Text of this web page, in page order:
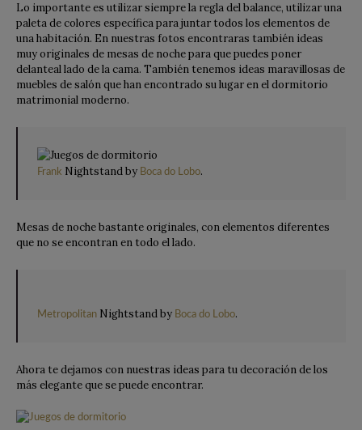
Lo importante es utilizar siempre la regla del balance, utilizar una
paleta de colores específica para juntar todos los elementos de
una habitación. En nuestras fotos encontraras también ideas
muy originales de mesas de noche para que puedes poner
delanteal lado de la cama. También tenemos ideas maravillosas de
muebles de salón que han encontrado su lugar en el dormitorio
matrimonial moderno.
Frank Nightstand by Boca do Lobo.
Mesas de noche bastante originales, con elementos diferentes
que no se encontran en todo el lado.
Metropolitan Nightstand by Boca do Lobo.
Ahora te dejamos con nuestras ideas para tu decoración de los
más elegante que se puede encontrar.